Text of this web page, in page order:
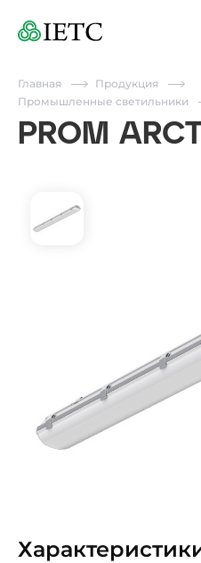
Главная
Продукция
Промышленные светильники
PROM